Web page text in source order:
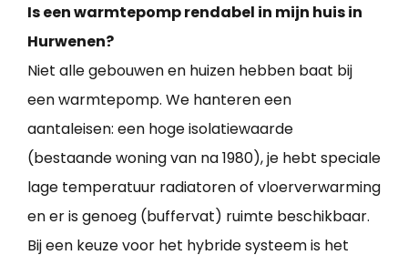
Is een warmtepomp rendabel in mijn huis in
Hurwenen?
Niet alle gebouwen en huizen hebben baat bij
een warmtepomp. We hanteren een
aantaleisen: een hoge isolatiewaarde
(bestaande woning van na 1980), je hebt speciale
lage temperatuur radiatoren of vloerverwarming
en er is genoeg (buffervat) ruimte beschikbaar.
Bij een keuze voor het hybride systeem is het